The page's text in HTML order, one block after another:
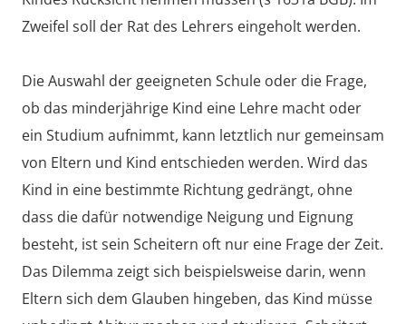
Zweifel soll der Rat des Lehrers eingeholt werden.
Die Auswahl der geeigneten Schule oder die Frage,
ob das minderjährige Kind eine Lehre macht oder
ein Studium aufnimmt, kann letztlich nur gemeinsam
von Eltern und Kind entschieden werden. Wird das
Kind in eine bestimmte Richtung gedrängt, ohne
dass die dafür notwendige Neigung und Eignung
besteht, ist sein Scheitern oft nur eine Frage der Zeit.
Das Dilemma zeigt sich beispielsweise darin, wenn
Eltern sich dem Glauben hingeben, das Kind müsse